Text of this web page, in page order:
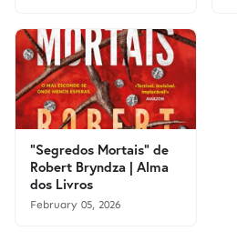
"Segredos Mortais" de
Robert Bryndza | Alma
dos Livros
February 05, 2026